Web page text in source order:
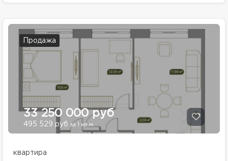
Продажа
33 250 000 руб
495 529 руб за 1 кв.м.
квартира